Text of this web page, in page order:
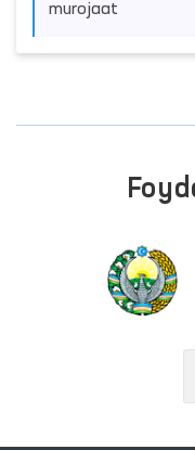
murojaat